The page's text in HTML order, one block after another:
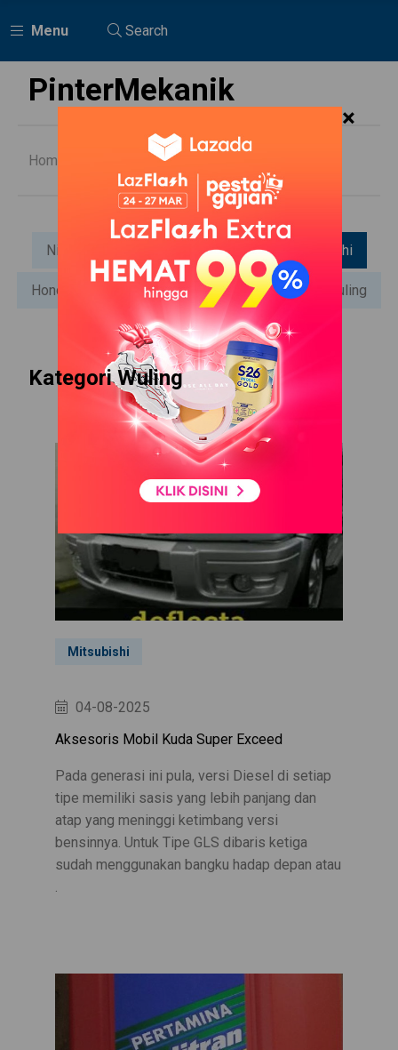
Menu Search
PinterMekanik
Home Mitsubishi
Nissan Daihatsu Mitsubishi
Honda Suzuki Toyota Mazda Wuling
Kategori Wuling
Mitsubishi
04-08-2025
Aksesoris Mobil Kuda Super Exceed
Pada generasi ini pula, versi Diesel di setiap
tipe memiliki sasis yang lebih panjang dan
atap yang meninggi ketimbang versi
bensinnya. Untuk Tipe GLS dibaris ketiga
sudah menggunakan bangku hadap depan atau
.
×